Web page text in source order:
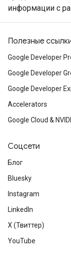
информации с
Полезные
Google Developer
Google Developer
Google Developer
Accelerators
Google Cloud &
Соцсети
Блог
Bluesky
Instagram
LinkedIn
X (Твиттер)
YouTube